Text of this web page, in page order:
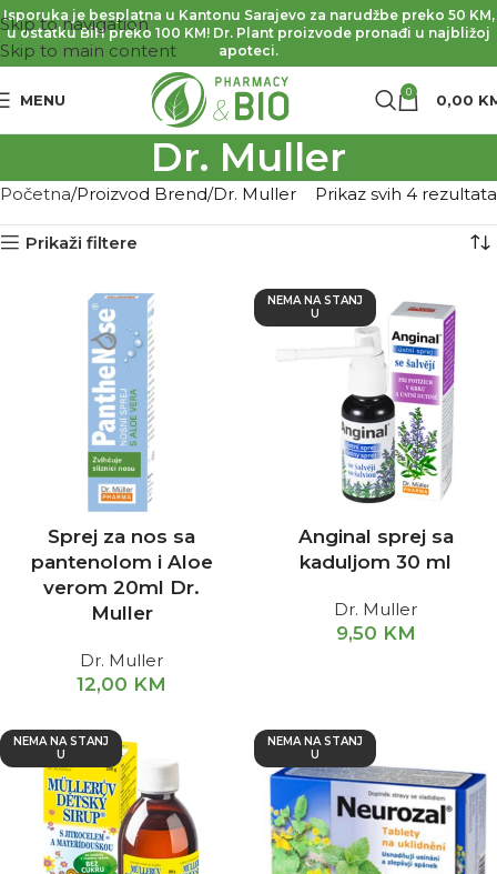
Skip to navigation
Skip to main content
Isporuka je besplatna u Kantonu Sarajevo za narudžbe preko 50 KM,
u ostatku BiH preko 100 KM! Dr. Plant proizvode pronađi u najbližoj
apoteci.
MENU 0 0,00
Dr. Muller
Početna Proizvod Brend Dr. Muller Prikaz svih 4 rezultata
Prikaži filtere
Sprej za nos sa
pantenolom i Aloe
verom 20ml Dr.
Muller
Dr. Muller
12,00 KM
NEMA NA STANJ
U
Anginal sprej sa
kaduljom 30 ml
Dr. Muller
9,50 KM
NEMA NA STANJ
U
NEMA NA STANJ
U